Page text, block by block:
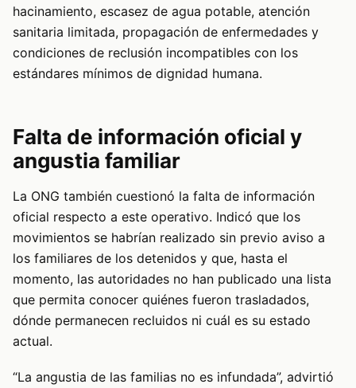
hacinamiento, escasez de agua potable, atención
sanitaria limitada, propagación de enfermedades y
condiciones de reclusión incompatibles con los
estándares mínimos de dignidad humana.
Falta de información oficial y
angustia familiar
La ONG también cuestionó la falta de información
oficial respecto a este operativo. Indicó que los
movimientos se habrían realizado sin previo aviso a
los familiares de los detenidos y que, hasta el
momento, las autoridades no han publicado una lista
que permita conocer quiénes fueron trasladados,
dónde permanecen recluidos ni cuál es su estado
actual.
“La angustia de las familias no es infundada”, advirtió